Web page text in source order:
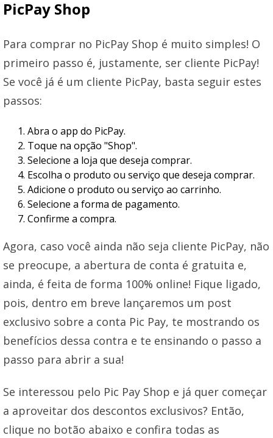
PicPay Shop
Para comprar no PicPay Shop é muito simples! O
primeiro passo é, justamente, ser cliente PicPay!
Se você já é um cliente PicPay, basta seguir estes
passos:
Abra o app do PicPay.
Toque na opção "Shop".
Selecione a loja que deseja comprar.
Escolha o produto ou serviço que deseja comprar.
Adicione o produto ou serviço ao carrinho.
Selecione a forma de pagamento.
Confirme a compra.
Agora, caso você ainda não seja cliente PicPay, não
se preocupe, a abertura de conta é gratuita e,
ainda, é feita de forma 100% online! Fique ligado,
pois, dentro em breve lançaremos um post
exclusivo sobre a conta Pic Pay, te mostrando os
benefícios dessa contra e te ensinando o passo a
passo para abrir a sua!
Se interessou pelo Pic Pay Shop e já quer começar
a aproveitar dos descontos exclusivos? Então,
clique no botão abaixo e confira todas as